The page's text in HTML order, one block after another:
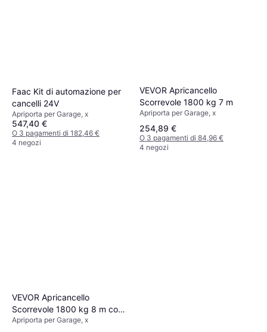
Faac Kit di automazione per
cancelli 24V
Apriporta per Garage, x
547,40 €
O 3 pagamenti di 182,46 €
4 negozi
VEVOR Apricancello
Scorrevole 1800 kg 7 m
Apriporta per Garage, x
254,89 €
O 3 pagamenti di 84,96 €
4 negozi
VEVOR Apricancello
Scorrevole 1800 kg 8 m con
4 Telecomandi
Apriporta per Garage, x